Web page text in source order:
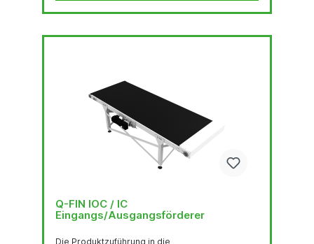
Materialhandling zu gewährleisten und einen...
Q-FIN IOC / IC
Eingangs/Ausgangsförderer
Die Produktzuführung in die